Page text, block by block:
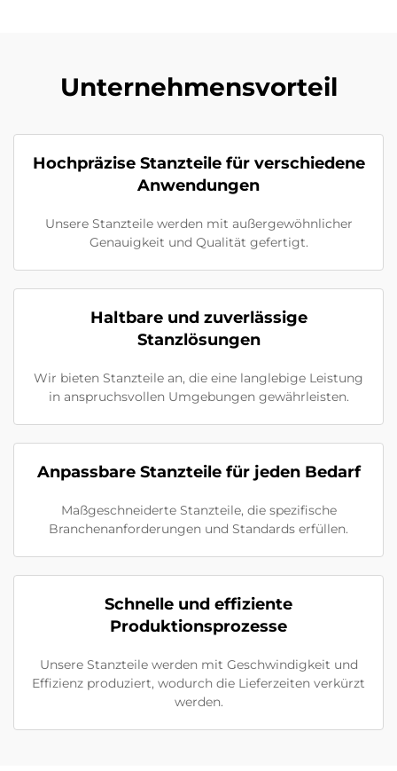
Unternehmensvorteil
Hochpräzise Stanzteile für verschiedene
Anwendungen
Unsere Stanzteile werden mit außergewöhnlicher
Genauigkeit und Qualität gefertigt.
Haltbare und zuverlässige
Stanzlösungen
Wir bieten Stanzteile an, die eine langlebige Leistung
in anspruchsvollen Umgebungen gewährleisten.
Anpassbare Stanzteile für jeden Bedarf
Maßgeschneiderte Stanzteile, die spezifische
Branchenanforderungen und Standards erfüllen.
Schnelle und effiziente
Produktionsprozesse
Unsere Stanzteile werden mit Geschwindigkeit und
Effizienz produziert, wodurch die Lieferzeiten verkürzt
werden.